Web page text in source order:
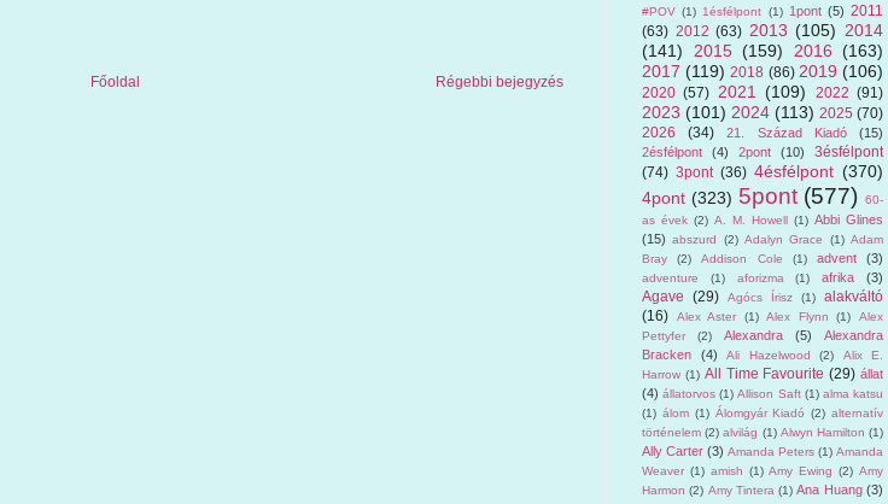
Régebbi bejegyzés
Főoldal
#POV (1) 1ésfélpont (1) 1pont (5) 2011
(63) 2012 (63) 2013 (105) 2014
(141)
2015 (159) 2016
(163)
2017 (119) 2018 (86) 2019 (106)
2020 (57) 2021 (109) 2022 (91)
2023 (101) 2024 (113) 2025 (70)
2026
(34) 21. Század Kiadó
(15)
2ésfélpont
(4) 2pont (10)
3ésfélpont
(74) 3pont (36) 4ésfélpont (370)
4pont (323) 5pont (577) 60-
as évek (2) A. M. Howell (1) Abbi Glines
(15) abszurd (2) Adalyn Grace (1) Adam
Bray
(2) Addison Cole (1) advent (3)
adventure (1) aforizma (1) afrika (3)
Agave (29) Agócs Írisz (1)
alakváltó
(16)
Alex Aster (1) Alex Flynn (1)
Alex
Pettyfer
(2) Alexandra (5)
Alexandra
Bracken
(4) Ali Hazelwood (2)
Alix E.
Harrow (1) All Time Favourite (29) állat
(4) állatorvos (1) Allison Saft (1) alma katsu
(1) álom (1) Álomgyár Kiadó (2) alternatív
történelem (2) alvilág (1) Alwyn Hamilton (1)
Ally Carter (3) Amanda Peters (1) Amanda
Weaver (1) amish (1) Amy Ewing (2) Amy
Harmon (2) Amy Tintera (1) Ana Huang (3)